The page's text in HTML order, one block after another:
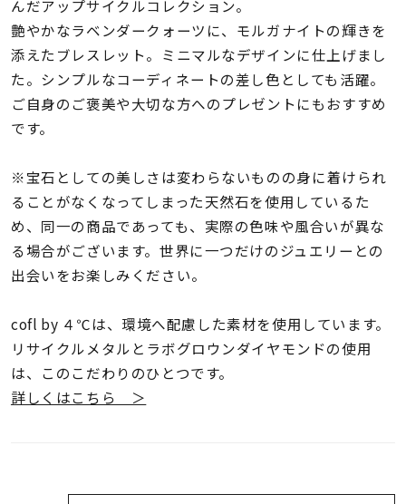
コレクション
レディース
リングサイズ
～
メンズ
リングサイズ
～
価格 ¥0
在庫 在庫ありのみ すべて表示
んだアップサイクルコレクション。
艶やかなラベンダークォーツに、モルガナイトの輝きを
添えたブレスレット。ミニマルなデザインに仕上げまし
た。シンプルなコーディネートの差し色としても活躍。
ご自身のご褒美や大切な方へのプレゼントにもおすすめ
です。
※宝石としての美しさは変わらないものの身に着けられ
ることがなくなってしまった天然石を使用しているた
め、同一の商品であっても、実際の色味や風合いが異な
る場合がございます。世界に一つだけのジュエリーとの
出会いをお楽しみください。
cofl by ４℃は、環境へ配慮した素材を使用しています。
リサイクルメタルとラボグロウンダイヤモンドの使用
は、このこだわりのひとつです。
詳しくはこちら ＞